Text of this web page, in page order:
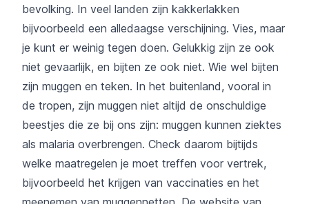
bevolking. In veel landen zijn kakkerlakken
bijvoorbeeld een alledaagse verschijning. Vies, maar
je kunt er weinig tegen doen. Gelukkig zijn ze ook
niet gevaarlijk, en bijten ze ook niet. Wie wel bijten
zijn muggen en teken. In het buitenland, vooral in
de tropen, zijn muggen niet altijd de onschuldige
beestjes die ze bij ons zijn: muggen kunnen ziektes
als malaria overbrengen. Check daarom bijtijds
welke maatregelen je moet treffen voor vertrek,
bijvoorbeeld het krijgen van vaccinaties en het